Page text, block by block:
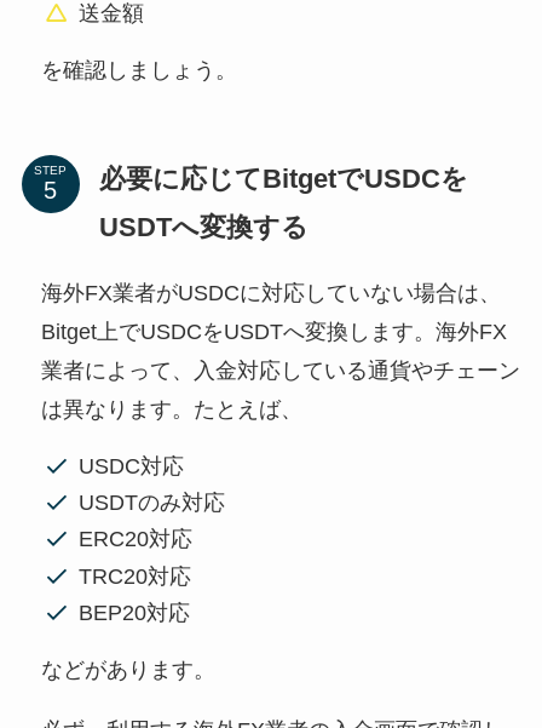
送金額
を確認しましょう。
STEP
必要に応じてBitgetでUSDCを
USDTへ変換する
海外FX業者がUSDCに対応していない場合は、
Bitget上でUSDCをUSDTへ変換します。海外FX
業者によって、入金対応している通貨やチェーン
は異なります。たとえば、
USDC対応
USDTのみ対応
ERC20対応
TRC20対応
BEP20対応
などがあります。